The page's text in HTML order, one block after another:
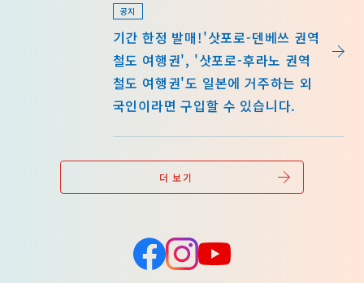
기간 한정 발매!'삿포로-덴베쓰 권역
철도 여행권', '삿포로-후라노 권역
철도 여행권'도 일본에 거주하는 외
국인이라면 구입할 수 있습니다.
공지
더 보기
Face
book
Insta
gram
YouT
ube